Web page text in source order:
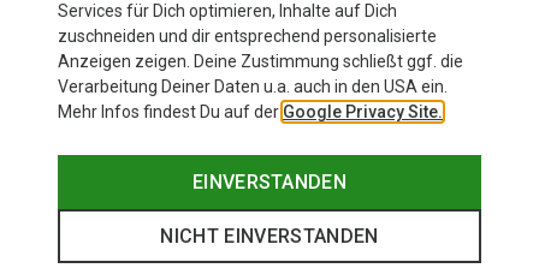
Services für Dich optimieren, Inhalte auf Dich
zuschneiden und dir entsprechend personalisierte
Anzeigen zeigen. Deine Zustimmung schließt ggf. die
Verarbeitung Deiner Daten u.a. auch in den USA ein.
Mehr Infos findest Du auf der Google Privacy Site.
EINVERSTANDEN
NICHT EINVERSTANDEN